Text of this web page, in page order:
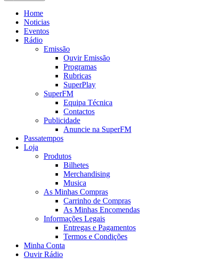
Home
Noticias
Eventos
Rádio
Emissão
Ouvir Emissão
Programas
Rubricas
SuperPlay
SuperFM
Equipa Técnica
Contactos
Publicidade
Anuncie na SuperFM
Passatempos
Loja
Produtos
Bilhetes
Merchandising
Musica
As Minhas Compras
Carrinho de Compras
As Minhas Encomendas
Informações Legais
Entregas e Pagamentos
Termos e Condições
Minha Conta
Ouvir Rádio